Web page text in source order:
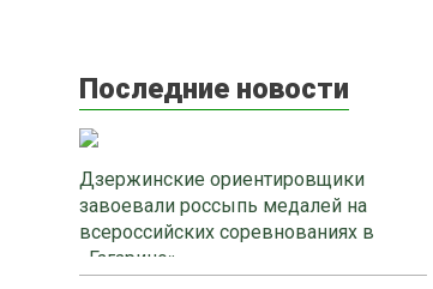
Последние новости
Дзержинские ориентировщики
завоевали россыпь медалей на
всероссийских соревнованиях в
«Гагарино»